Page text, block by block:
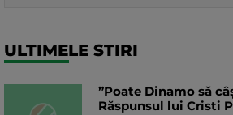
ULTIMELE STIRI
”Poate Dinamo să
Răspunsul lui Cristi